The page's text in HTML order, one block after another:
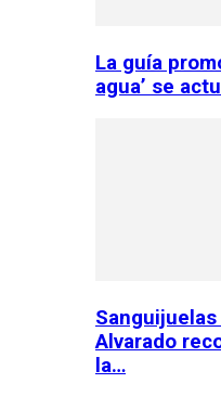
La guía
agua’ se
Sanguijuelas
Alvarado
la…